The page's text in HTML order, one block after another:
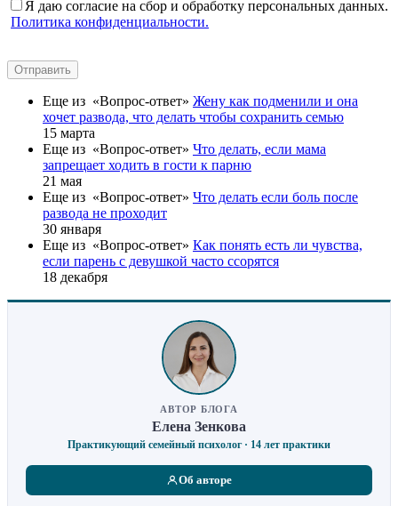
Я даю согласие на сбор и обработку персональных данных.
Политика конфиденциальности.
Отправить
Еще из «Вопрос-ответ» Жену как подменили и она
хочет развода, что делать чтобы сохранить семью
15 марта
Еще из «Вопрос-ответ» Что делать, если мама
запрещает ходить в гости к парню
21 мая
Еще из «Вопрос-ответ» Что делать если боль после
развода не проходит
30 января
Еще из «Вопрос-ответ» Как понять есть ли чувства,
если парень с девушкой часто ссорятся
18 декабря
АВТОР БЛОГА
Елена Зенкова
Практикующий семейный психолог · 14 лет практики
Об авторе